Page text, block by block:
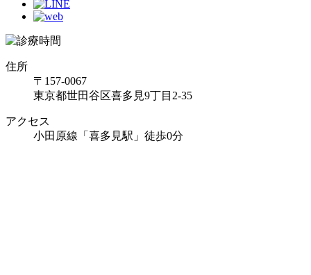
住所
〒157-0067
東京都世田谷区喜多見9丁目2-35
アクセス
小田原線「喜多見駅」徒歩0分